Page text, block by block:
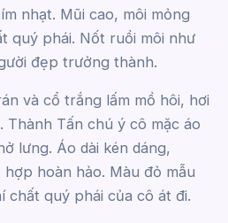
nhạt. Mũi cao, môi mỏng
quý phái. Nốt ruồi môi như
đẹp trưởng thành.
và cổ trắng lấm mồ hôi, hơi
Tấn chú ý cô mặc áo
lưng. Áo dài kén dáng,
hoàn hảo. Màu đỏ mẫu
chất quý phái của cô át đi.